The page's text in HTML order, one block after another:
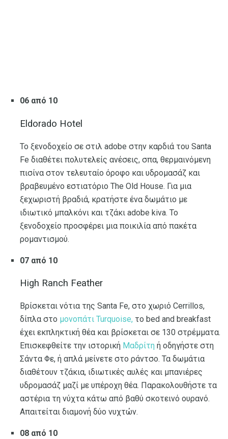
06 από 10
Eldorado Hotel
Το ξενοδοχείο σε στιλ adobe στην καρδιά του Santa
Fe διαθέτει πολυτελείς ανέσεις, σπα, θερμαινόμενη
πισίνα στον τελευταίο όροφο και υδρομασάζ και
βραβευμένο εστιατόριο The Old House. Για μια
ξεχωριστή βραδιά, κρατήστε ένα δωμάτιο με
ιδιωτικό μπαλκόνι και τζάκι adobe kiva. Το
ξενοδοχείο προσφέρει μια ποικιλία από πακέτα
ρομαντισμού.
07 από 10
High Ranch Feather
Βρίσκεται νότια της Santa Fe, στο χωριό Cerrillos,
δίπλα στο μονοπάτι Turquoise, το bed and breakfast
έχει εκπληκτική θέα και βρίσκεται σε 130 στρέμματα.
Επισκεφθείτε την ιστορική Μαδρίτη ή οδηγήστε στη
Σάντα Φε, ή απλά μείνετε στο ράντσο. Τα δωμάτια
διαθέτουν τζάκια, ιδιωτικές αυλές και μπανιέρες
υδρομασάζ μαζί με υπέροχη θέα. Παρακολουθήστε τα
αστέρια τη νύχτα κάτω από βαθύ σκοτεινό ουρανό.
Απαιτείται διαμονή δύο νυχτών.
08 από 10